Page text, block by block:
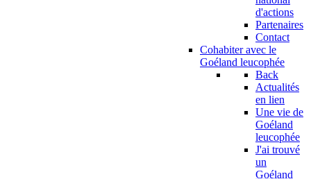
d'actions
Partenaires
Contact
Cohabiter avec le
Goéland leucophée
Back
Actualités
en lien
Une vie de
Goéland
leucophée
J'ai trouvé
un
Goéland